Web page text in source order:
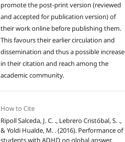
promote the post-print version (reviewed
and accepted for publication version) of
their work online before publishing them.
This favours their earlier circulation and
dissemination and thus a possible increase
in their citation and reach among the
academic community.
How to Cite
Ripoll Salceda, J. C. ., Lebrero Cristóbal, S. .,
& Yoldi Hualde, M. . (2016). Performance of
students with ADHD on global answer,